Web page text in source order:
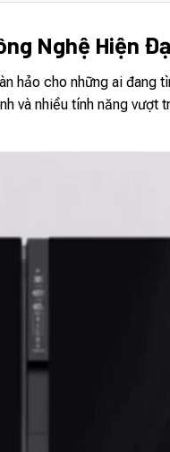
Nghệ Hiện
hảo cho những ai
và nhiều tính năng